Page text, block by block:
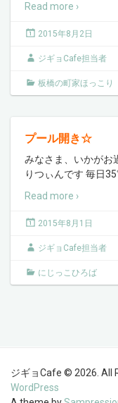
Read more ›
2015年8月2日
ジギョCafe担当者
板橋の町家ほっこり
プール開き☆
みなさま、いかがお
りつぃんです 毎日
Read more ›
2015年8月1日
ジギョCafe担当者
にじっこひろば
ジギョCafe © 2026. All
WordPress